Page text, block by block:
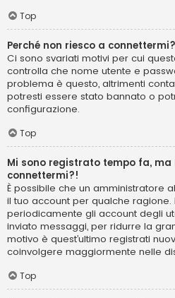
Top
Perché non riesco a connettermi?
Ci sono svariati motivi per cui
controlla che nome utente e
problema è questo, altrimenti
potresti essere stato bannato o
configurazione.
Top
Mi sono registrato tempo fa, ma
connettermi?!
È possibile che un amministratore
il tuo account per qualche ragione.
periodicamente gli account degli
inviato messaggi, per ridurre la
motivo è quest’ultimo registrati
coinvolgere maggiormente nelle
Top